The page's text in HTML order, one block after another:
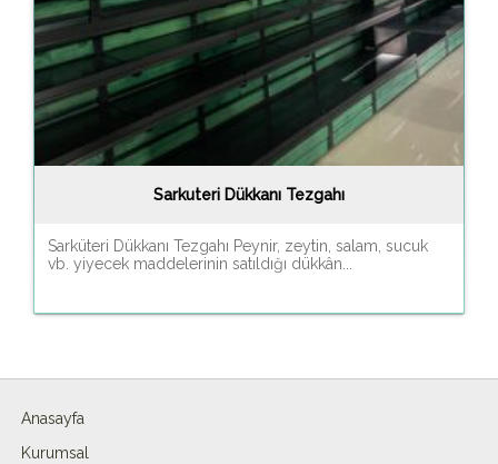
Sarkuteri Dükkanı Tezgahı
Sarküteri Dükkanı Tezgahı Peynir, zeytin, salam, sucuk
vb. yiyecek maddelerinin satıldığı dükkân...
Anasayfa
Kurumsal